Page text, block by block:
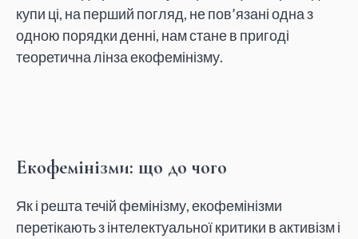
купи ці, на перший погляд, не пов’язані одна з
одною порядки денні, нам стане в пригоді
теоретична лінза екофемінізму.
Екофемінізми: що до чого
Як і решта течій фемінізму, екофемінізми
перетікають з інтелектуальної критики в активізм і